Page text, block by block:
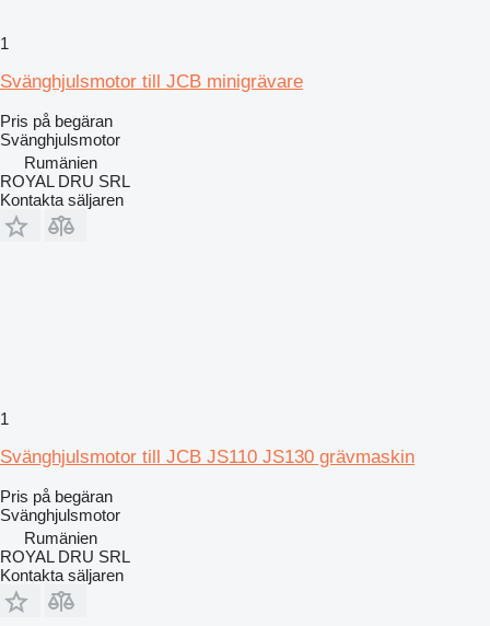
1
Svänghjulsmotor till JCB minigrävare
Pris på begäran
Svänghjulsmotor
Rumänien
ROYAL DRU SRL
Kontakta säljaren
1
Svänghjulsmotor till JCB JS110 JS130 grävmaskin
Pris på begäran
Svänghjulsmotor
Rumänien
ROYAL DRU SRL
Kontakta säljaren